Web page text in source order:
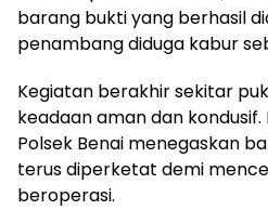
barang bukti yang berhasil
penambang diduga kabur
Kegiatan berakhir sekitar
keadaan aman dan kondusif.
Polsek Benai menegaskan
terus diperketat demi
beroperasi.